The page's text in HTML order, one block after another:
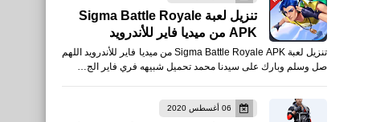
تنزيل لعبة Sigma Battle Royale
APK من ميديا فاير للأندرويد
تنزيل لعبة Sigma Battle Royale APK من ميديا فاير للأندرويد اللهم
صل وسلم وبارك على سيدنا محمد تحميل شبيهه فري فاير الج…
06 أغسطس 2020 تحميل لعبة Brawl Stars